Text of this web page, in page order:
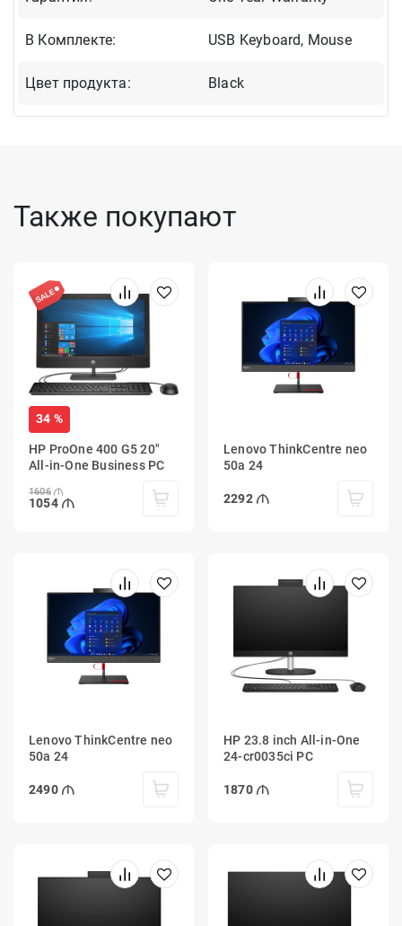
В Комплекте: USB Keyboard, Mouse
Цвет продукта: Black
Также покупают
34 %
HP ProOne 400 G5 20"
All-in-One Business PC
1606
1054
Lenovo ThinkCentre neo
50a 24
2292
Lenovo ThinkCentre neo
50a 24
2490
HP 23.8 inch All-in-One
24-cr0035ci PC
1870